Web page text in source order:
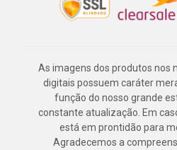
As imagens dos produtos nos
digitais possuem caráter
função do nosso grande
constante atualização. Em
está em prontidão para
Agradecemos a